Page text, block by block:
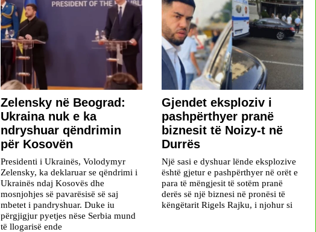
Zelensky në Beograd:
Ukraina nuk e ka
ndryshuar qëndrimin
për Kosovën
Presidenti i Ukrainës, Volodymyr
Zelensky, ka deklaruar se qëndrimi i
Ukrainës ndaj Kosovës dhe
mosnjohjes së pavarësisë së saj
mbetet i pandryshuar. Duke iu
përgjigjur pyetjes nëse Serbia mund
të llogarisë ende
Gjendet eksploziv i
pashpërthyer pranë
biznesit të Noizy-t në
Durrës
Një sasi e dyshuar lënde eksplozive
është gjetur e pashpërthyer në orët e
para të mëngjesit të sotëm pranë
derës së një biznesi në pronësi të
këngëtarit Rigels Rajku, i njohur si